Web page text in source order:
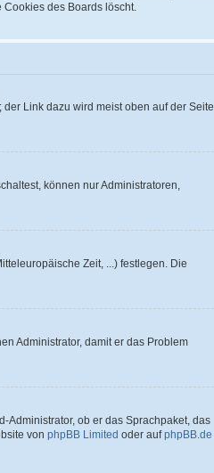
Cookies des Boards löscht.
Link dazu wird meist oben auf der Seite
können nur Administratoren,
Zeit, ...) festlegen. Die
Administrator, damit er das Problem
Administrator, ob er das Sprachpaket, das
von phpBB Limited oder aufphpBB.de